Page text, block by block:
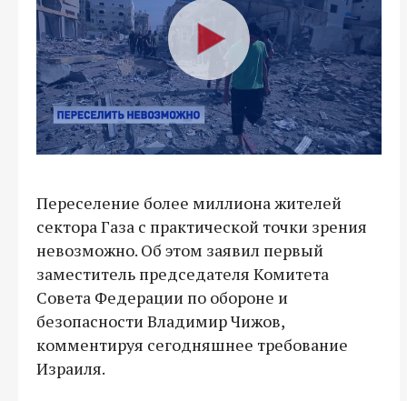
Переселение более миллиона жителей
сектора Газа с практической точки зрения
невозможно. Об этом заявил первый
заместитель председателя Комитета
Совета Федерации по обороне и
безопасности Владимир Чижов,
комментируя сегодняшнее требование
Израиля.